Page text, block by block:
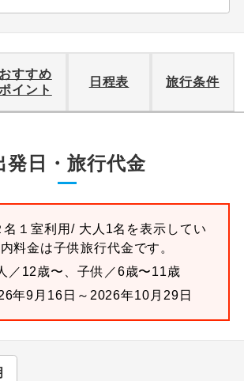
おすすめ
イント
日程表 旅行条件
発日・旅行代金
名１室利用/ 大人1名を表示してい
料金は子供旅行代金です。
／12歳〜、子供／6歳〜11歳
年9月16日～2026年10月29日